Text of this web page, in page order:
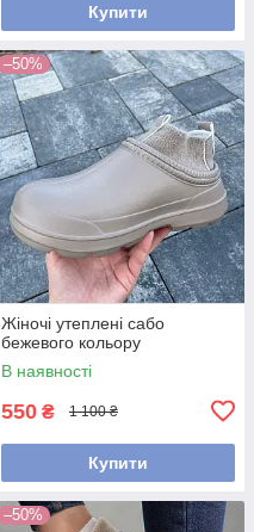
Купити
–50%
Жіночі утеплені сабо
бежевого кольору
В наявності
550 ₴ 1 100 ₴
Купити
–50%